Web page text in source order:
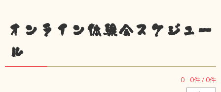
オンライン体験会スケジュー
ル
0 - 0件 /0件